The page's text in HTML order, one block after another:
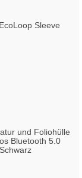
Sleeve
und Foliohülle
Bluetooth 5.0